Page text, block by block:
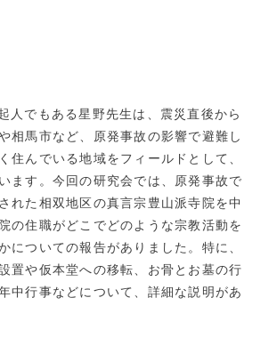
人でもある星野先生は、 震災直後から
相馬市など、原発事故の影響で避難し
く住んでいる地域をフィールドとして、
ます。今回の研究会では、
原発事故で
れた相双地区の真言宗豊山派寺院を中
の住職がどこでどのような宗教活動を
についての報告がありました。特に、
置や仮本堂への移転、お骨とお墓の行
中行事などについて、詳細な説明があ